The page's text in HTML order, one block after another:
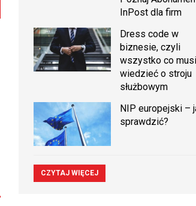
InPost dla firm
Dress code w
biznesie, czyli
wszystko co
wiedzieć o stroju
służbowym
NIP europejski –
sprawdzić?
CZYTAJ WIĘCEJ